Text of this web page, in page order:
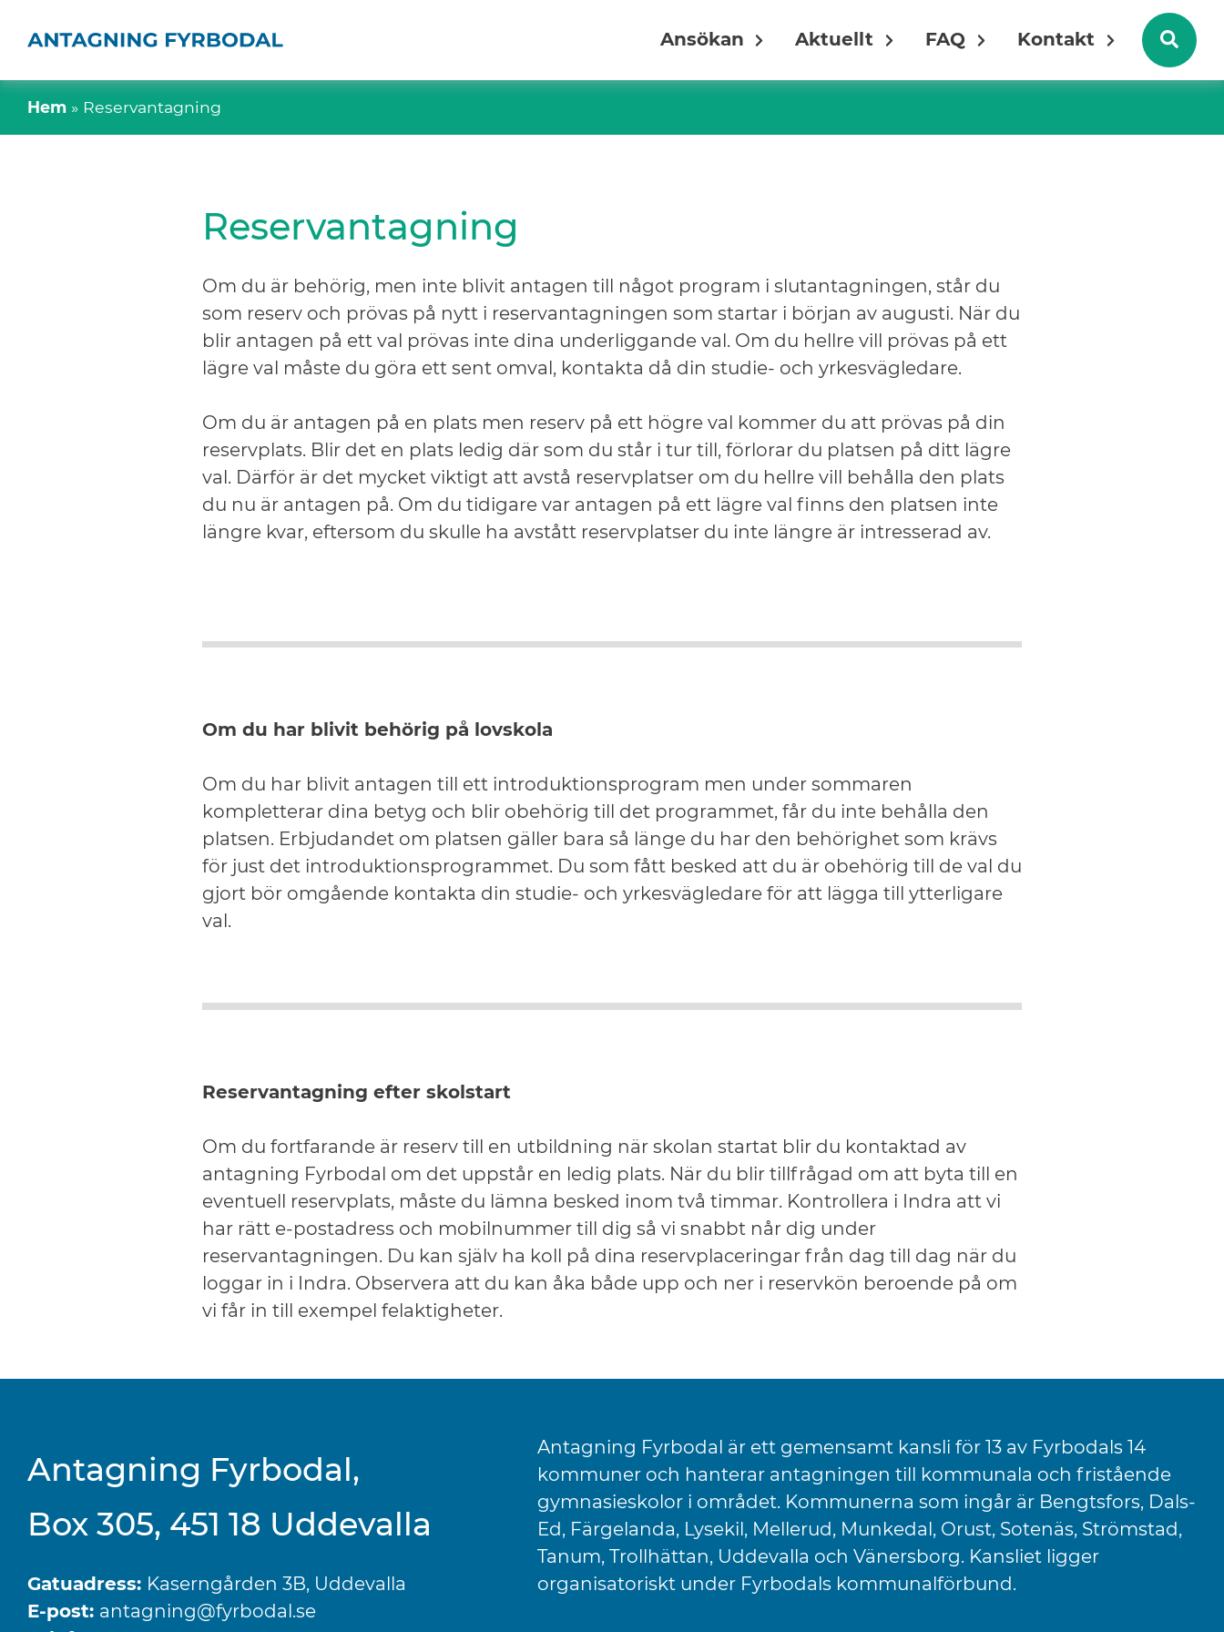
Ansökan Aktuellt FAQ Kontakt
Hem » Reservantagning
Reservantagning
Om du är behörig, men inte blivit antagen till något program i slutantagningen, står du
som reserv och prövas på nytt i reservantagningen som startar i början av augusti. När du
blir antagen på ett val prövas inte dina underliggande val. Om du hellre vill prövas på ett
lägre val måste du göra ett sent omval, kontakta då din studie- och yrkesvägledare.
Om du är antagen på en plats men reserv på ett högre val kommer du att prövas på din
reservplats. Blir det en plats ledig där som du står i tur till, förlorar du platsen på ditt lägre
val. Därför är det mycket viktigt att avstå reservplatser om du hellre vill behålla den plats
du nu är antagen på. Om du tidigare var antagen på ett lägre val finns den platsen inte
längre kvar, eftersom du skulle ha avstått reservplatser du inte längre är intresserad av.
Om du har blivit behörig på lovskola
Om du har blivit antagen till ett introduktionsprogram men under sommaren
kompletterar dina betyg och blir obehörig till det programmet, får du inte behålla den
platsen. Erbjudandet om platsen gäller bara så länge du har den behörighet som krävs
för just det introduktionsprogrammet. Du som fått besked att du är obehörig till de val du
gjort bör omgående kontakta din studie- och yrkesvägledare för att lägga till ytterligare
val.
Reservantagning efter skolstart
Om du fortfarande är reserv till en utbildning när skolan startat blir du kontaktad av
antagning Fyrbodal om det uppstår en ledig plats. När du blir tillfrågad om att byta till en
eventuell reservplats, måste du lämna besked inom två timmar. Kontrollera i Indra att vi
har rätt e-postadress och mobilnummer till dig så vi snabbt når dig under
reservantagningen. Du kan själv ha koll på dina reservplaceringar från dag till dag när du
loggar in i Indra. Observera att du kan åka både upp och ner i reservkön beroende på om
vi får in till exempel felaktigheter.
Antagning Fyrbodal,
Box 305, 451 18 Uddevalla
Gatuadress: Kaserngården 3B, Uddevalla
E-post: antagning@fyrbodal.se
Antagning Fyrbodal är ett gemensamt kansli för 13 av Fyrbodals 14
kommuner och hanterar antagningen till kommunala och fristående
gymnasieskolor i området. Kommunerna som ingår är Bengtsfors, Dals-
Ed, Färgelanda, Lysekil, Mellerud, Munkedal, Orust, Sotenäs, Strömstad,
Tanum, Trollhättan, Uddevalla och Vänersborg. Kansliet ligger
organisatoriskt under Fyrbodals kommunalförbund.